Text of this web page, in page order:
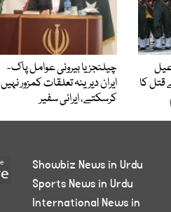
قتل کا
چیلنجز یا بیرونی عوامل پاک-
ایران دیرینہ تعلقات کمزور نہیں
کرسکتے، ایرانی سفیر
Showbiz News in Urdu
Sports News in Urdu
International News in